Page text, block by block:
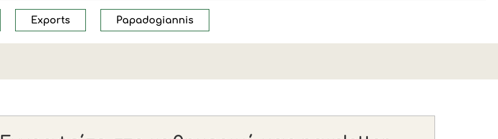
Exports Papadogiannis